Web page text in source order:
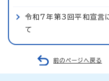
令和7年第3回平和宣言
て
前のページへ戻る